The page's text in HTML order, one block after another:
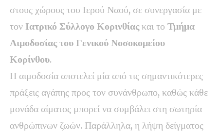
στους χώρους του Ιερού Ναού, σε συνεργασία με
τον Ιατρικό Σύλλογο Κορινθίας και το Τμήμα
Αιμοδοσίας του Γενικού Νοσοκομείου
Κορίνθου.
Η αιμοδοσία αποτελεί μία από τις σημαντικότερες
πράξεις αγάπης προς τον συνάνθρωπο, καθώς κάθε
μονάδα αίματος μπορεί να συμβάλει στη σωτηρία
ανθρώπινων ζωών. Παράλληλα, η λήψη δείγματος